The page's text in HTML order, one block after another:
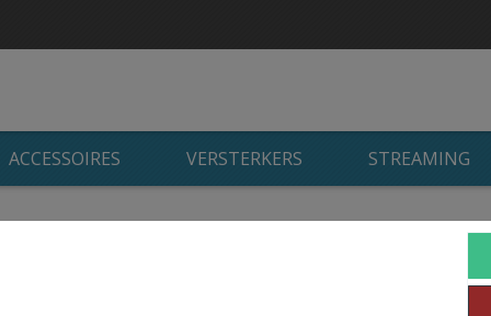
ACCESSOIRES VERSTERKERS STREAMING
SB-Acoustics